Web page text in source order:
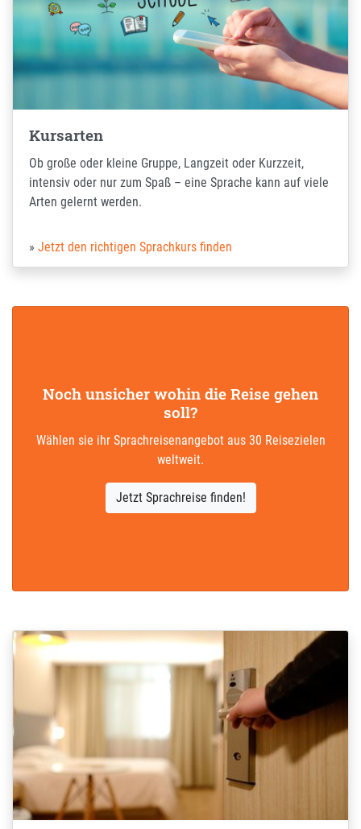
Kursarten
Ob große oder kleine Gruppe, Langzeit oder Kurzzeit,
intensiv oder nur zum Spaß – eine Sprache kann auf viele
Arten gelernt werden.
Jetzt den richtigen Sprachkurs finden
Noch unsicher wohin die Reise gehen
soll?
Wählen sie ihr Sprachreisenangebot aus 30 Reisezielen
weltweit.
Jetzt Sprachreise finden!